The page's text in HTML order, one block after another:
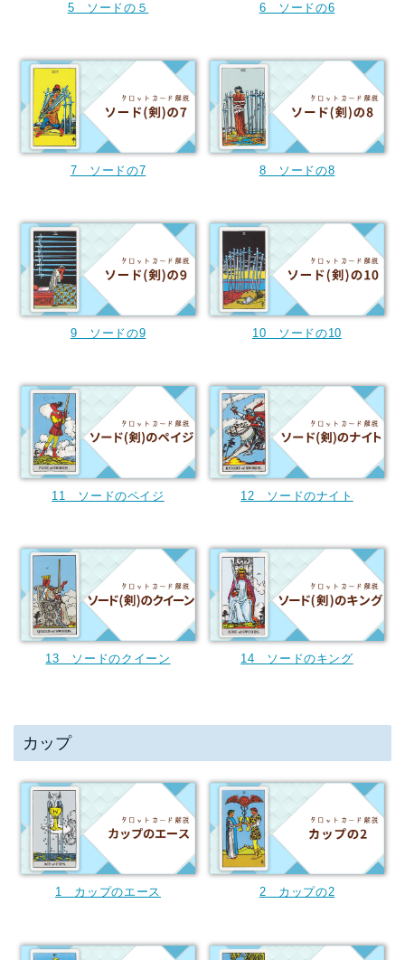
5 ソードの５ 6 ソードの6
7 ソードの7 8 ソードの8
9 ソードの9 10 ソードの10
11 ソードのペイジ 12 ソードのナイト
13 ソードのクイーン 14 ソードのキング
カップ
1 カップのエース 2 カップの2